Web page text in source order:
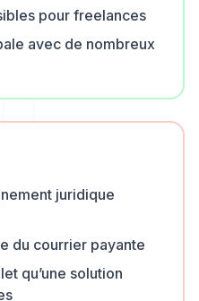
pour freelances
avec de nombreux
juridique
du courrier payante
qu’une solution